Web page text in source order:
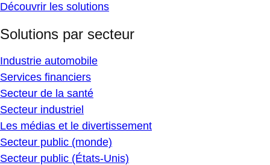
Découvrir les solutions
Solutions par secteur
Industrie automobile
Services financiers
Secteur de la santé
Secteur industriel
Les médias et le divertissement
Secteur public (monde)
Secteur public (États-Unis)